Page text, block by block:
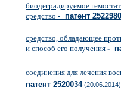
биодеградируемое
средство - патент 2522980
средство, обладающее
и способ его получения -
соединения для лечения
патент 2520034(20.06.2014)